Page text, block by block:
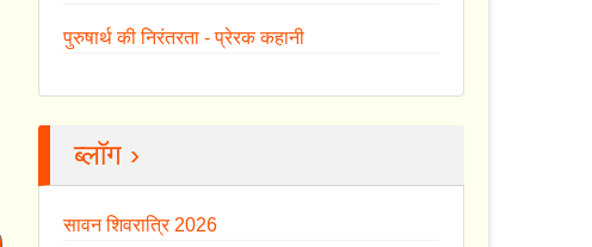
पुरुषार्थ की निरंतरता - प्रेरक कहानी
ब्लॉग ›
सावन शिवरात्रि 2026